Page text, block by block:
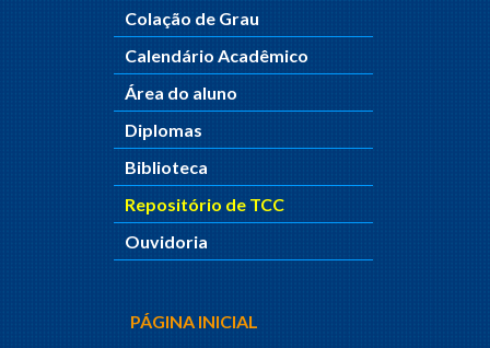
Colação de Grau
Calendário Acadêmico
Área do aluno
Diplomas
Biblioteca
Repositório de TCC
Ouvidoria
PÁGINA INICIAL